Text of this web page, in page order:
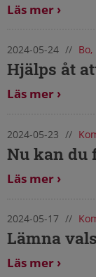
Läs mer
2024-05-24 //
Hjälps åt
Läs mer
2024-05-23 //
Nu kan du
Läs mer
2024-05-17 //
Lämna
Läs mer